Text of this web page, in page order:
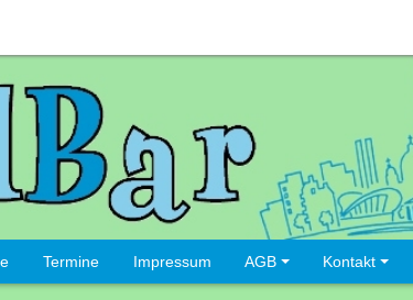
Termine Impressum AGB Kontakt